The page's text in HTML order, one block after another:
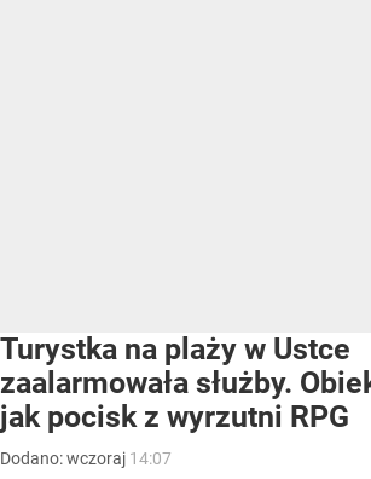
Turystka na plaży w Ustce
zaalarmowała służby.
jak pocisk z wyrzutni RPG
Dodano:wczoraj 14:07